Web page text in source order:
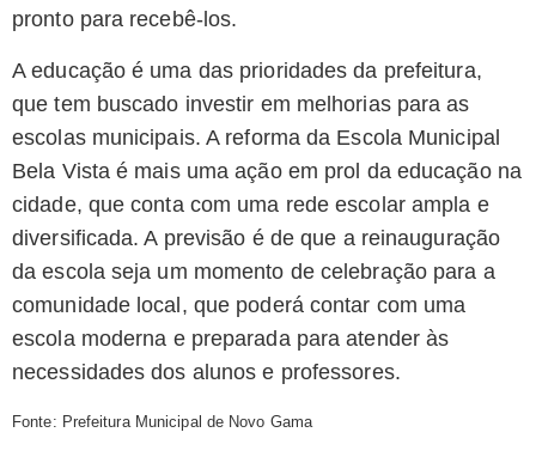
pronto para recebê-los.
A educação é uma das prioridades da prefeitura,
que tem buscado investir em melhorias para as
escolas municipais. A reforma da Escola Municipal
Bela Vista é mais uma ação em prol da educação na
cidade, que conta com uma rede escolar ampla e
diversificada. A previsão é de que a reinauguração
da escola seja um momento de celebração para a
comunidade local, que poderá contar com uma
escola moderna e preparada para atender às
necessidades dos alunos e professores.
Fonte: Prefeitura Municipal de Novo Gama